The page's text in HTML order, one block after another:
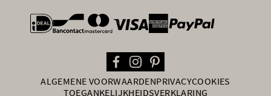
general.paymentOptions
ALGEMENE VOORWAARDENPRIVACYCOOKIES
TOEGANKELIJKHEIDSVERKLARING